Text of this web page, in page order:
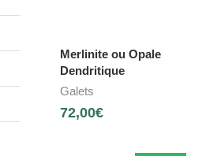
Merlinite ou Opale
Dendritique
Galets
72,00€